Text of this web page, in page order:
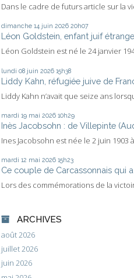
Dans le cadre de futurs article sur la
dimanche 14 juin 2026 20h07
Léon Goldstein, enfant juif étranger
Léon Goldstein est né le 24 janvier
lundi 08 juin 2026 15h38
Liddy Kahn, réfugiée juive de
Liddy Kahn n’avait que seize ans
mardi 19 mai 2026 10h29
Inès Jacobsohn : de Villepinte
Ines Jacobsohn est née le 2 juin 1903
mardi 12 mai 2026 15h23
Ce couple de Carcassonnais qui a
Lors des commémorations de la
ARCHIVES
août 2026
juillet 2026
juin 2026